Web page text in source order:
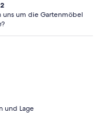
um die Gartenmöbel
und Lage